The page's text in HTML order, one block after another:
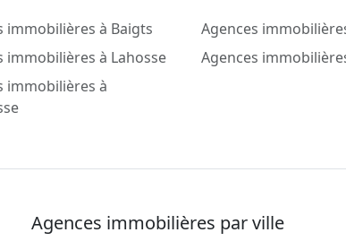
immobilières à Baigts Agences
immobilières à Lahosse Agences
immobilières à
Agences immobilières par ville